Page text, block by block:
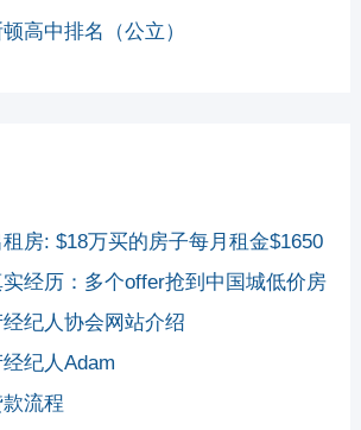
高中排名（公立）
房: $18万买的房子每月租金$1650
经历：多个offer抢到中国城低价房
纪人协会网站介绍
纪人Adam
流程